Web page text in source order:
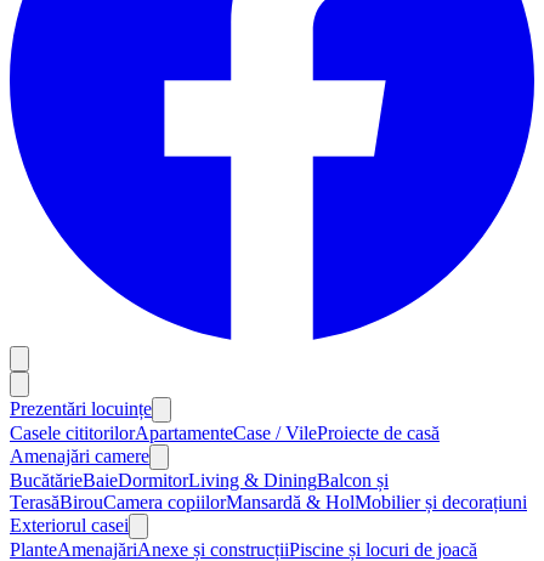
Prezentări locuințe
Casele cititorilorApartamenteCase / VileProiecte de casă
Amenajări camere
BucătărieBaieDormitorLiving & DiningBalcon și
TerasăBirouCamera copiilorMansardă & HolMobilier și decorațiuni
Exteriorul casei
PlanteAmenajăriAnexe și construcțiiPiscine și locuri de joacă